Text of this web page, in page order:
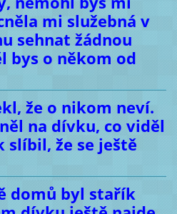
mi služebná v
sehnat žádnou
bys o někom od
že o nikom neví.
na dívku, co viděl
slíbil, že se ještě
domů byl stařík